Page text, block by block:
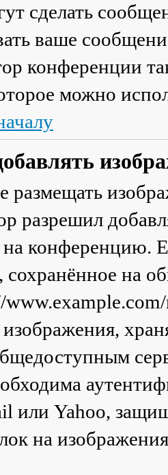
сделать
ваше
конференции
можно
размещать
разрешил
конференцию.
сохранённое на
или Yahoo,
на